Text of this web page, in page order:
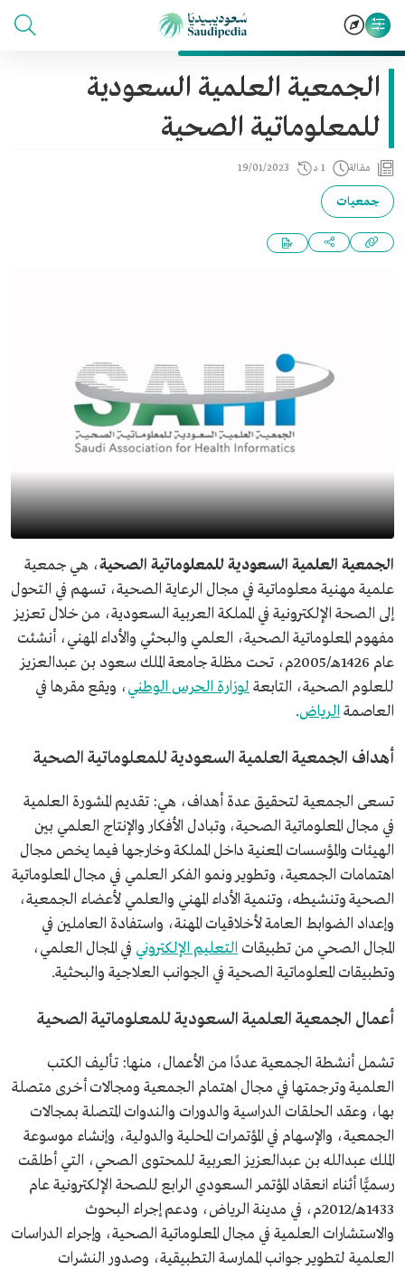
الجمعية العلمية السعودية
للمعلوماتية الصحية
مقالة 1 د 19/01/2023
جمعيات
الجمعية العلمية السعودية للمعلوماتية الصحية، هي جمعية
علمية مهنية معلوماتية في مجال الرعاية الصحية، تسهم في التحول
إلى الصحة الإلكترونية في المملكة العربية السعودية، من خلال تعزيز
مفهوم المعلوماتية الصحية، العلمي والبحثي والأداء المهني، أنشئت
عام 1426هـ/2005م، تحت مظلة جامعة الملك سعود بن عبدالعزيز
للعلوم الصحية، التابعة لوزارة الحرس الوطني، ويقع مقرها في
العاصمة الرياض.
أهداف الجمعية العلمية السعودية للمعلوماتية الصحية
تسعى الجمعية لتحقيق عدة أهداف، هي: تقديم المشورة العلمية
في مجال المعلوماتية الصحية، وتبادل الأفكار والإنتاج العلمي بين
الهيئات والمؤسسات المعنية داخل المملكة وخارجها فيما يخص مجال
اهتمامات الجمعية، وتطوير ونمو الفكر العلمي في مجال المعلوماتية
الصحية وتنشيطه، وتنمية الأداء المهني والعلمي لأعضاء الجمعية،
وإعداد الضوابط العامة لأخلاقيات المهنة، واستفادة العاملين في
المجال الصحي من تطبيقات التعليم الإلكتروني في المجال العلمي،
وتطبيقات المعلوماتية الصحية في الجوانب العلاجية والبحثية.
أعمال الجمعية العلمية السعودية للمعلوماتية الصحية
تشمل أنشطة الجمعية عددًا من الأعمال، منها: تأليف الكتب
العلمية وترجمتها في مجال اهتمام الجمعية ومجالات أخرى متصلة
بها، وعقد الحلقات الدراسية والدورات والندوات المتصلة بمجالات
الجمعية، والإسهام في المؤتمرات المحلية والدولية، وإنشاء موسوعة
الملك عبدالله بن عبدالعزيز العربية للمحتوى الصحي، التي أطلقت
رسميًّا أثناء انعقاد المؤتمر السعودي الرابع للصحة الإلكترونية عام
1433هـ/2012م، في مدينة الرياض، ودعم إجراء البحوث
والاستشارات العلمية في مجال المعلوماتية الصحية، وإجراء الدراسات
العلمية لتطوير جوانب الممارسة التطبيقية، وصدور النشرات